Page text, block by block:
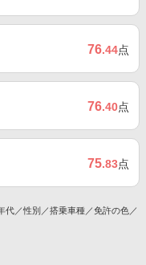
76.44点
76.40点
75.83点
／性別／搭乗車種／免許の色／